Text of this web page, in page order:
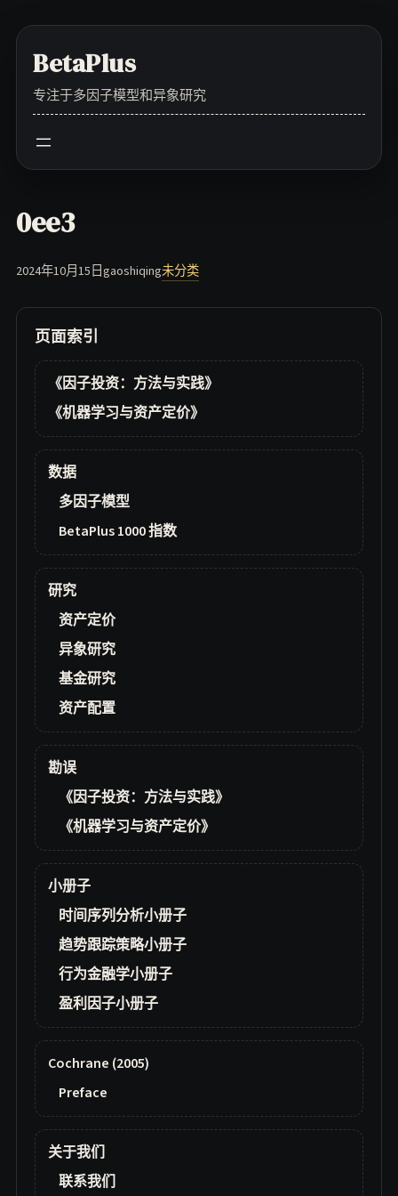
contentBetaPlus
专注于多因子模型和异象研究
0ee3
2024年10月15日gaoshiqing未分类
页面索引
《因子投资：方法与实践》
《机器学习与资产定价》
数据
多因子模型
BetaPlus 1000 指数
研究
资产定价
异象研究
基金研究
资产配置
勘误
《因子投资：方法与实践》
《机器学习与资产定价》
小册子
时间序列分析小册子
趋势跟踪策略小册子
行为金融学小册子
盈利因子小册子
Cochrane (2005)
Preface
关于我们
联系我们